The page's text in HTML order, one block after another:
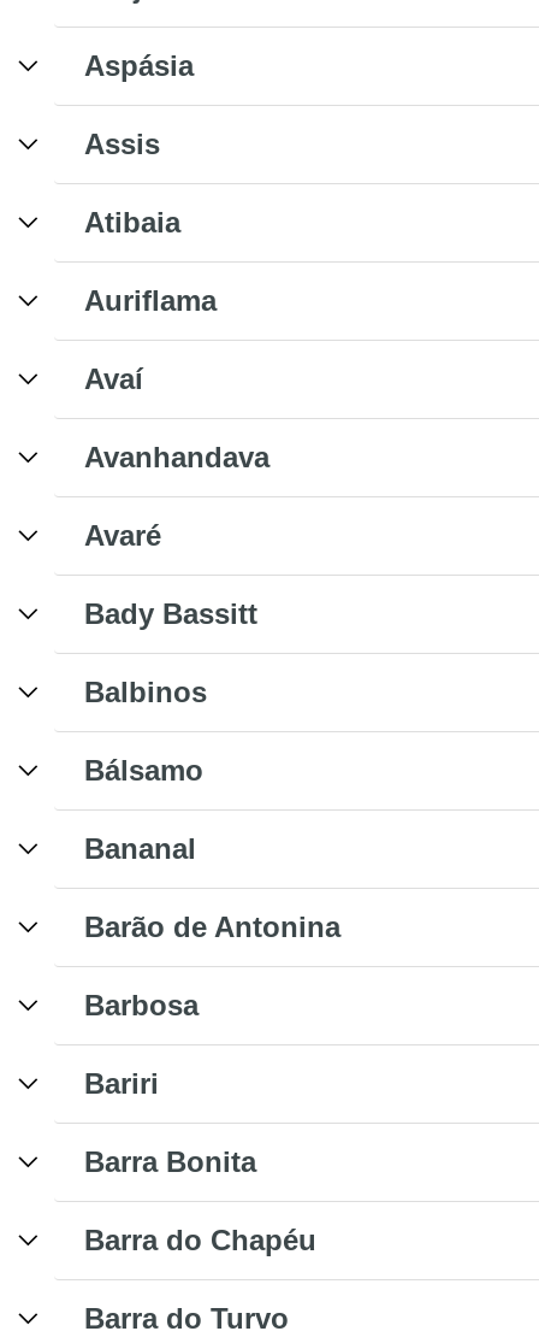
Aspásia
Assis
Atibaia
Auriflama
Avaí
Avanhandava
Avaré
Bady Bassitt
Balbinos
Bálsamo
Bananal
Barão de Antonina
Barbosa
Bariri
Barra Bonita
Barra do Chapéu
Barra do Turvo